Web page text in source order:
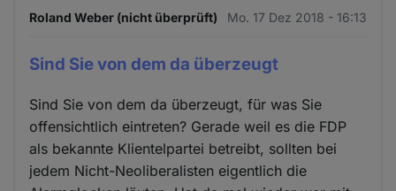
Roland Weber (nicht überprüft) Mo. 17 Dez 2018 - 16:13
Sind Sie von dem da überzeugt
Sind Sie von dem da überzeugt, für was Sie
offensichtlich eintreten? Gerade weil es die FDP
als bekannte Klientelpartei betreibt, sollten bei
jedem Nicht-Neoliberalisten eigentlich die